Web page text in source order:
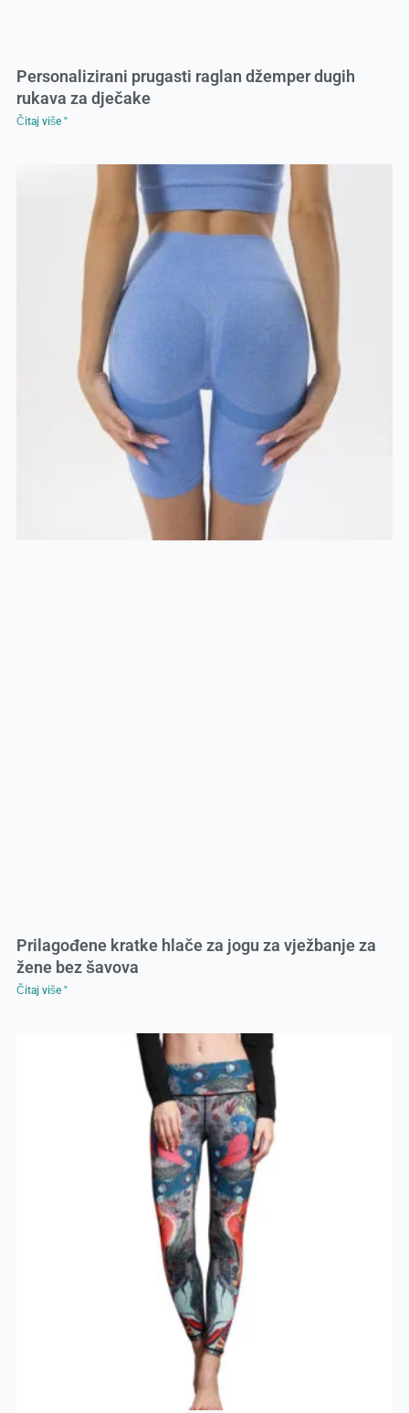
Personalizirani prugasti raglan džemper dugih
rukava za dječake
Čitaj više "
Prilagođene kratke hlače za jogu za vježbanje za
žene bez šavova
Čitaj više "